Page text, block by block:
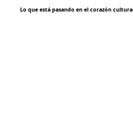
Lo que está pasando en el corazón